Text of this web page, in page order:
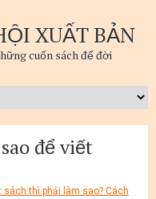
XUẤT BẢN
cuốn sách để đời
để viết
sách thì phải làm sao? Cách